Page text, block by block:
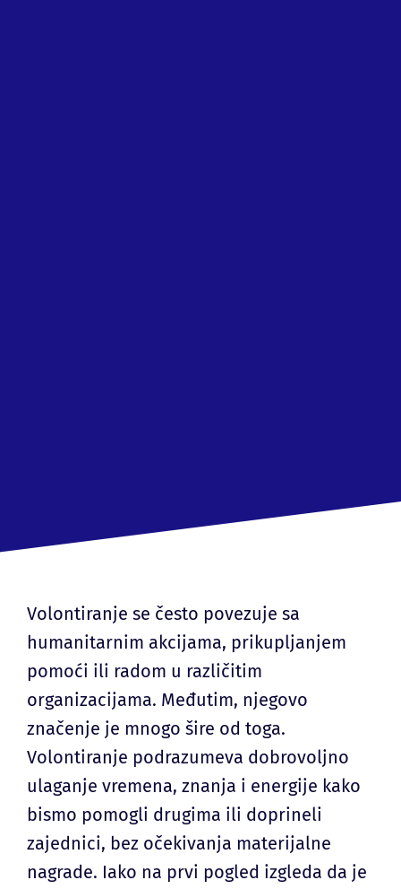
Volontiranje se često povezuje sa
humanitarnim akcijama, prikupljanjem
pomoći ili radom u različitim
organizacijama. Međutim, njegovo
značenje je mnogo šire od toga.
Volontiranje podrazumeva dobrovoljno
ulaganje vremena, znanja i energije kako
bismo pomogli drugima ili doprineli
zajednici, bez očekivanja materijalne
nagrade. Iako na prvi pogled izgleda da je